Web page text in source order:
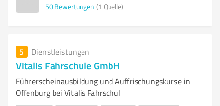
50 Bewertungen (1 Quelle)
5 Dienstleistungen
Vitalis Fahrschule GmbH
Führerscheinausbildung und Auffrischungskurse in
Offenburg bei Vitalis Fahrschul